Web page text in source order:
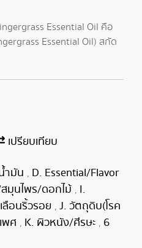
Essential Oil คือ
Essential Oil) สกัด
เปรียบเทียบ
ำมัน , D. Essential/Flavor
มุนไพร/ดอกไม้ , I.
ลือนริ้วรอย , J. วัตถุดิบ(โรค
พศ , K. ผิวหนัง/ศีรษะ , 6